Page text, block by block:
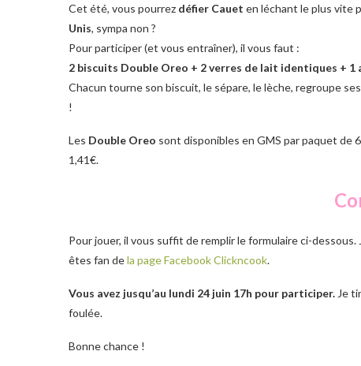
Cet été, vous pourrez défier Cauet en léchant le plus vite
Unis, sympa non ?
Pour participer (et vous entraîner), il vous faut :
2 biscuits Double Oreo + 2 verres de lait identiques + 1
Chacun tourne son biscuit, le sépare, le lèche, regroupe
!
Les Double Oreo sont disponibles en GMS par paquet de
1,41€.
Pour jouer, il vous suffit de remplir le formulaire ci-
êtes fan dela page Facebook Clickncook.
Vous avez jusqu’au lundi 24 juin 17h pour participer. Je
foulée.
Bonne chance !